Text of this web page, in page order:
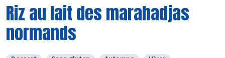
Riz au lait des marahadjas
normands